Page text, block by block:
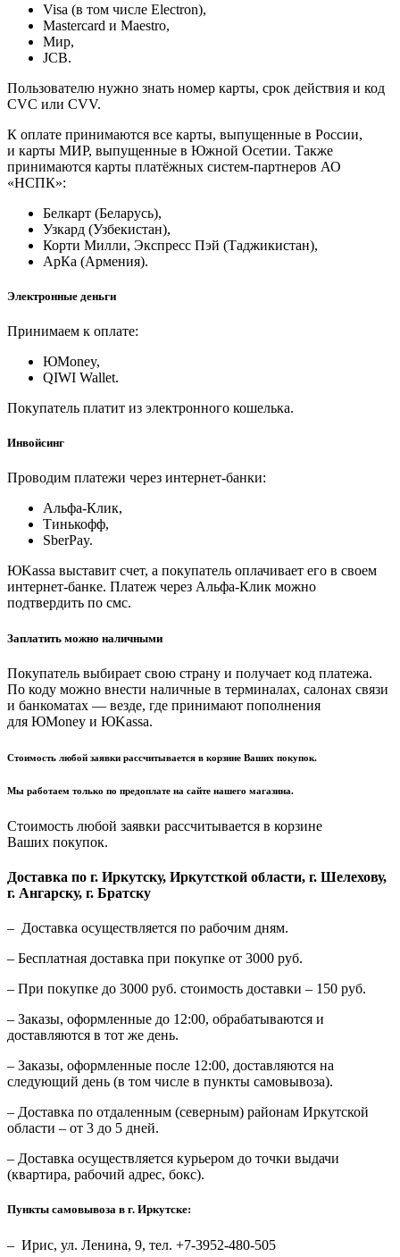
Visa (в том числе Electron),
Masterсard и Maestro,
Мир,
JCB.
Пользователю нужно знать номер карты, срок действия и код
CVC или CVV.
К оплате принимаются все карты, выпущенные в России,
и карты МИР, выпущенные в Южной Осетии. Также
принимаются карты платёжных систем-партнеров АО
«НСПК»:
Белкарт (Беларусь),
Узкард (Узбекистан),
Корти Милли, Экспресс Пэй (Таджикистан),
АрКа (Армения).
Электронные деньги
Принимаем к оплате:
ЮMoney,
QIWI Wallet.
Покупатель платит из электронного кошелька.
Инвойсинг
Проводим платежи через интернет-банки:
Альфа-Клик,
Тинькофф,
SberPay.
ЮKassa выставит счет, а покупатель оплачивает его в своем
интернет-банке. Платеж через Альфа-Клик можно
подтвердить по смс.
Заплатить можно наличными
Покупатель выбирает свою страну и получает код платежа.
По коду можно внести наличные в терминалах, салонах связи
и банкоматах — везде, где принимают пополнения
для ЮMoney и ЮKassa.
Стоимость любой заявки рассчитывается в корзине Ваших покупок.
Мы работаем только по предоплате на сайте нашего магазина.
Стоимость любой заявки рассчитывается в корзине
Ваших покупок.
Доставка по г. Иркутску, Иркутсткой области, г. Шелехову,
г. Ангарску, г. Братску
– Доставка осуществляется по рабочим дням.
– Бесплатная доставка при покупке от 3000 руб.
– При покупке до 3000 руб. стоимость доставки – 150 руб.
– Заказы, оформленные до 12:00, обрабатываются и
доставляются в тот же день.
– Заказы, оформленные после 12:00, доставляются на
следующий день (в том числе в пункты самовывоза).
– Доставка по отдаленным (северным) районам Иркутской
области – от 3 до 5 дней.
– Доставка осуществляется курьером до точки выдачи
(квартира, рабочий адрес, бокс).
Пункты самовывоза в г. Иркутске:
– Ирис, ул. Ленина, 9, тел. +7-3952-480-505